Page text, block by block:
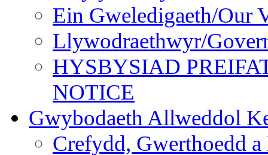
Ein Gweledigaeth/Our
Llywodraethwyr/
HYSBYSIAD
NOTICE
Gwybodaeth Allweddol
Crefydd, Gwerthoedd